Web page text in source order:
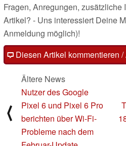
Fragen, Anregungen, zusätzliche
Artikel? - Uns interessiert Deine
Anmeldung möglich)!
Diesen Artikel kommentieren /
⟨
Ältere News
Nutzer des Google
Pixel 6 und Pixel 6 Pro
berichten über Wi-Fi-
Probleme nach dem